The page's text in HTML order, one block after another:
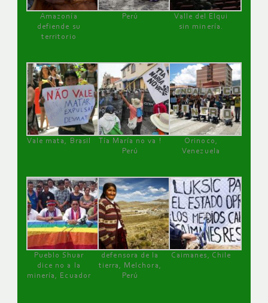
Amazonía
defiende su
territorio
Perú
Valle del Elqui
sin minería.
Vale mata, Brasil
Tía María no va !
Perú
Orinoco,
Venezuela
Pueblo Shuar
dice no a la
minería, Ecuador
defensora de la
tierra, Melchora,
Perú
Caimanes, Chile